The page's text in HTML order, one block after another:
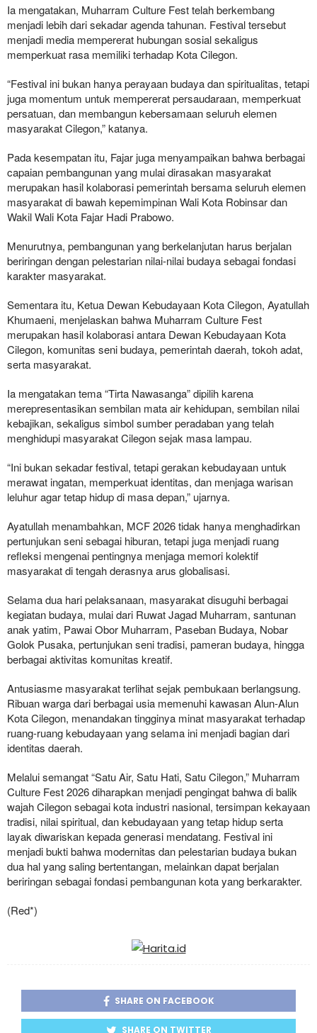
Ia mengatakan, Muharram Culture Fest telah berkembang
menjadi lebih dari sekadar agenda tahunan. Festival tersebut
menjadi media mempererat hubungan sosial sekaligus
memperkuat rasa memiliki terhadap Kota Cilegon.
“Festival ini bukan hanya perayaan budaya dan spiritualitas, tetapi
juga momentum untuk mempererat persaudaraan, memperkuat
persatuan, dan membangun kebersamaan seluruh elemen
masyarakat Cilegon,” katanya.
Pada kesempatan itu, Fajar juga menyampaikan bahwa berbagai
capaian pembangunan yang mulai dirasakan masyarakat
merupakan hasil kolaborasi pemerintah bersama seluruh elemen
masyarakat di bawah kepemimpinan Wali Kota Robinsar dan
Wakil Wali Kota Fajar Hadi Prabowo.
Menurutnya, pembangunan yang berkelanjutan harus berjalan
beriringan dengan pelestarian nilai-nilai budaya sebagai fondasi
karakter masyarakat.
Sementara itu, Ketua Dewan Kebudayaan Kota Cilegon, Ayatullah
Khumaeni, menjelaskan bahwa Muharram Culture Fest
merupakan hasil kolaborasi antara Dewan Kebudayaan Kota
Cilegon, komunitas seni budaya, pemerintah daerah, tokoh adat,
serta masyarakat.
Ia mengatakan tema “Tirta Nawasanga” dipilih karena
merepresentasikan sembilan mata air kehidupan, sembilan nilai
kebajikan, sekaligus simbol sumber peradaban yang telah
menghidupi masyarakat Cilegon sejak masa lampau.
“Ini bukan sekadar festival, tetapi gerakan kebudayaan untuk
merawat ingatan, memperkuat identitas, dan menjaga warisan
leluhur agar tetap hidup di masa depan,” ujarnya.
Ayatullah menambahkan, MCF 2026 tidak hanya menghadirkan
pertunjukan seni sebagai hiburan, tetapi juga menjadi ruang
refleksi mengenai pentingnya menjaga memori kolektif
masyarakat di tengah derasnya arus globalisasi.
Selama dua hari pelaksanaan, masyarakat disuguhi berbagai
kegiatan budaya, mulai dari Ruwat Jagad Muharram, santunan
anak yatim, Pawai Obor Muharram, Paseban Budaya, Nobar
Golok Pusaka, pertunjukan seni tradisi, pameran budaya, hingga
berbagai aktivitas komunitas kreatif.
Antusiasme masyarakat terlihat sejak pembukaan berlangsung.
Ribuan warga dari berbagai usia memenuhi kawasan Alun-Alun
Kota Cilegon, menandakan tingginya minat masyarakat terhadap
ruang-ruang kebudayaan yang selama ini menjadi bagian dari
identitas daerah.
Melalui semangat “Satu Air, Satu Hati, Satu Cilegon,” Muharram
Culture Fest 2026 diharapkan menjadi pengingat bahwa di balik
wajah Cilegon sebagai kota industri nasional, tersimpan kekayaan
tradisi, nilai spiritual, dan kebudayaan yang tetap hidup serta
layak diwariskan kepada generasi mendatang. Festival ini
menjadi bukti bahwa modernitas dan pelestarian budaya bukan
dua hal yang saling bertentangan, melainkan dapat berjalan
beriringan sebagai fondasi pembangunan kota yang berkarakter.
(Red*)
SHARE ON FACEBOOK
SHARE ON TWITTER